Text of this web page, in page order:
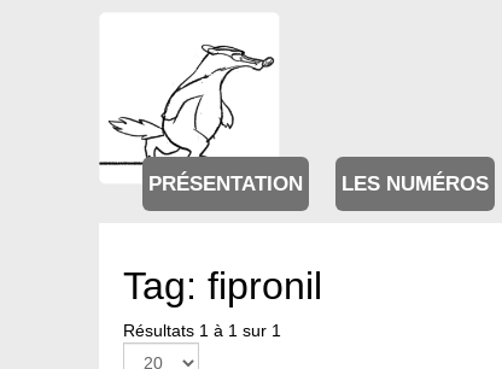
PRÉSENTATION LES NUMÉROS
Tag: fipronil
Résultats 1 à 1 sur 1